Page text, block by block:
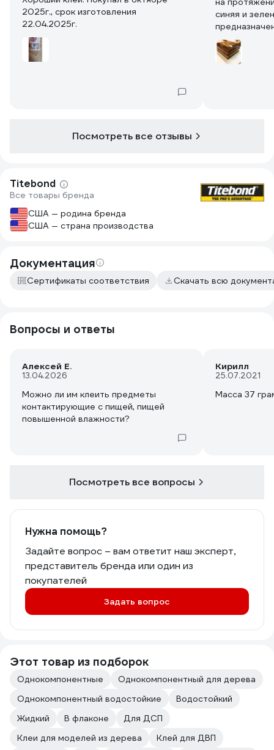
2025г., срок изготовления
22.04.2025г.
синяя и
Читайте
свойства.
Посмотреть все отзывы
Titebond
Все товары бренда
США — родина бренда
США — страна производства
Документация
Сертификаты соответствия Скачать всю
Вопросы и ответы
Алексей Е.
13.04.2026
Можно ли им клеить предметы
контактирующие с пищей, пищей
повышенной влажности?
Кирилл
25.07.2021
Масса 37
Посмотреть все вопросы
Нужна помощь?
Задайте вопрос – вам ответит наш эксперт,
представитель бренда или один из
покупателей
Задать вопрос
Этот товар из подборок
Однокомпонентные
Однокомпонентный для дерева
Однокомпонентный водостойкие
Водостойкий
Жидкий
В флаконе
Для ДСП
Клеи для моделей из дерева
Клей для ДВП